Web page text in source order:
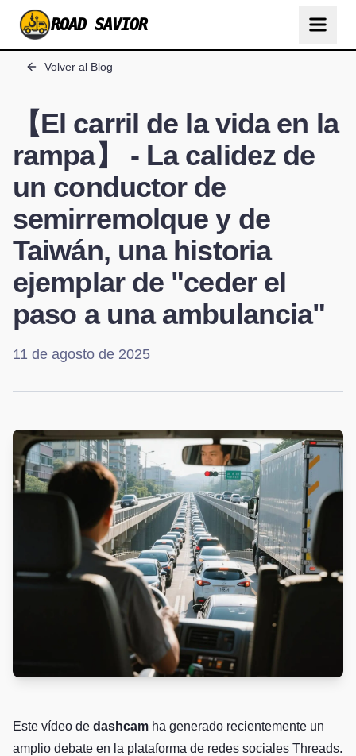
ROAD SAVIOR
Volver al Blog
【El carril de la vida en la
rampa】 - La calidez de
un conductor de
semirremolque y de
Taiwán, una historia
ejemplar de "ceder el
paso a una ambulancia"
11 de agosto de 2025
Este vídeo de dashcam ha generado recientemente un
amplio debate en la plataforma de redes sociales Threads.